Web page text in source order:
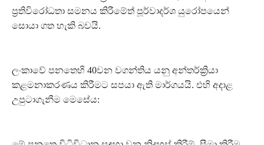
ප්‍රතිවිරෝධතා සමනය කිරීමේත් පූර්වාදර්ශ යුරෝපයෙන්
සොයා ගත හැකි බවයි.
ලංකාවේ පනතෙහි 40වන වගන්තිය යනු අන්තර්ක්‍රියා
කළමනාකරණය කිරීමට සපයා ඇති මාර්ගයයි. එහි අදාළ
උපුටාගැනීම මෙසේය: